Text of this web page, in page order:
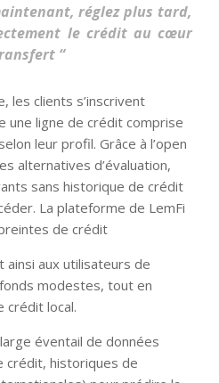
réglez plus tard,
le crédit au cœur
“
les clients s’inscrivent
une ligne de crédit comprise
leur profil. Grâce à l’open
alternatives d’évaluation,
sans historique de crédit
La plateforme de LemFi
de crédit
aux utilisateurs de
modestes, tout en
crédit local.
éventail de données
crédit, historiques de